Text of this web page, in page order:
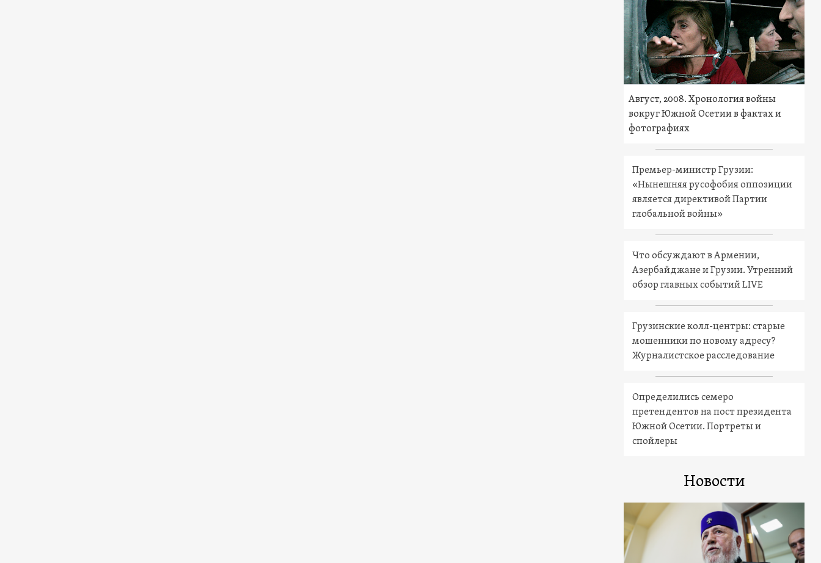
Август, 2008. Хронология войны
вокруг Южной Осетии в фактах и
фотографиях
Премьер-министр Грузии:
«Нынешняя русофобия оппозиции
является директивой Партии
глобальной войны»
Что обсуждают в Армении,
Азербайджане и Грузии. Утренний
обзор главных событий LIVE
Грузинские колл-центры: старые
мошенники по новому адресу?
Журналистское расследование
Определились семеро
претендентов на пост президента
Южной Осетии. Портреты и
спойлеры
Новости